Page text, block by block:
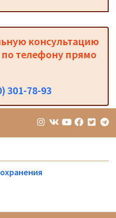
консультацию
телефону прямо
301-78-93